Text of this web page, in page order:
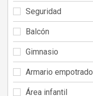
Seguridad
Balcón
Gimnasio
Armario empotrado
Área infantil